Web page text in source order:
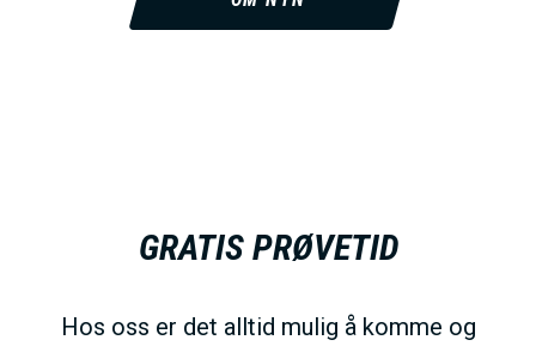
GRATIS PRØVETID
Hos oss er det alltid mulig å komme og